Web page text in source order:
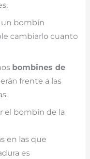
un bombín
cambiarlo cuanto
bombines de
frente a las
el bombín de la
en las que
es